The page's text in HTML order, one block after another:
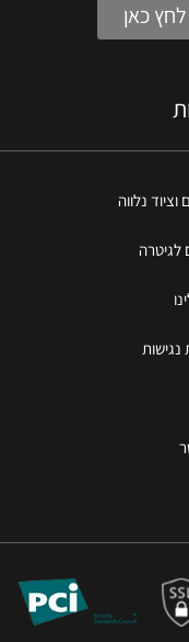
כאן
וציוד נלווה
לגיטרה